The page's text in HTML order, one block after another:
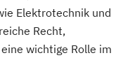
Elektrotechnik und
Recht,
wichtige Rolle im